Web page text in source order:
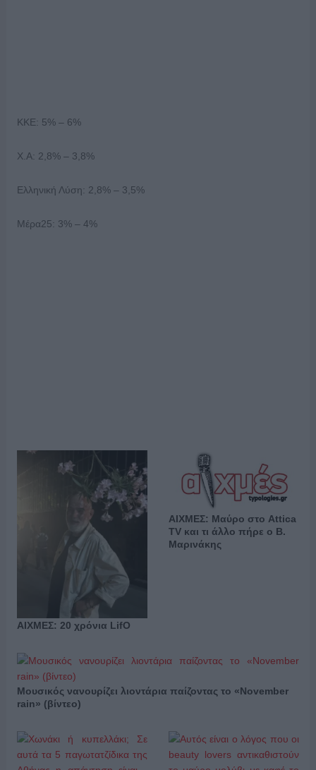
ΚΚΕ: 5% – 6%
Χ.Α: 2,8% – 3,8%
Ελληνική Λύση: 2,8% – 3,5%
Μέρα25: 3% – 4%
ΑΙΧΜΕΣ: 20 χρόνια LifO
ΑΙΧΜΕΣ: Μαύρο στο Attica
TV και τι άλλο πήρε ο Β.
Μαρινάκης
Μουσικός νανουρίζει λιοντάρια παίζοντας το «November
rain» (βίντεο)